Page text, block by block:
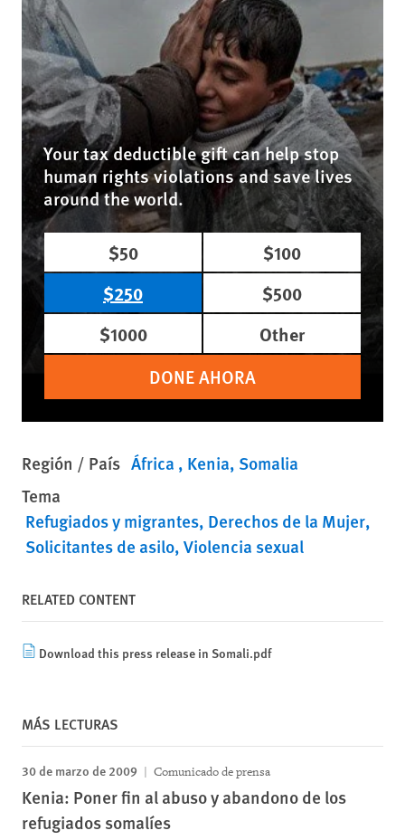
Your tax deductible gift can help stop
human rights violations and save lives
around the world.
$50
$100
$250
$500
$1000
Other
DONE AHORA
Región / País África Kenia Somalia
Tema
Refugiados y migrantes Derechos de la Mujer
Solicitantes de asilo Violencia sexual
RELATED CONTENT
Download this press release in Somali.pdf
MÁS LECTURAS
30 de marzo de 2009 Comunicado de prensa
Kenia: Poner fin al abuso y abandono de los
refugiados somalíes